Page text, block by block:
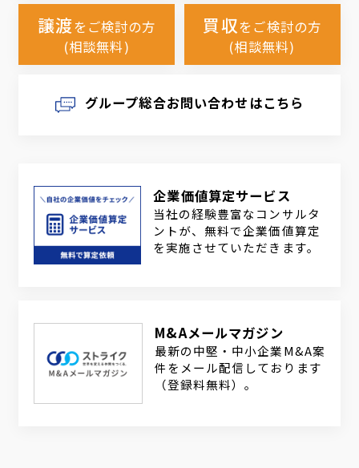
譲渡をご検討の方
(相談無料)
買収をご検討の方
(相談無料)
グループ総合お問い合わせはこちら
企業価値算定サービス
当社の経験豊富なコンサルタ
ントが、無料で企業価値算定
を実施させていただきます。
M&Aメールマガジン
最新の中堅・中小企業M&A案
件をメール配信しております
（登録料無料）。